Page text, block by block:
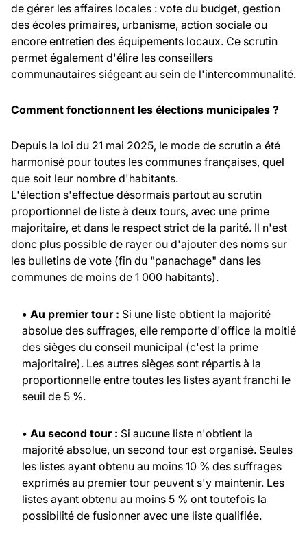
de gérer les affaires locales : vote du budget, gestion
des écoles primaires, urbanisme, action sociale ou
encore entretien des équipements locaux. Ce scrutin
permet également d'élire les conseillers
communautaires siégeant au sein de l'intercommunalité.
Comment fonctionnent les élections municipales ?
Depuis la loi du 21 mai 2025, le mode de scrutin a été
harmonisé pour toutes les communes françaises, quel
que soit leur nombre d'habitants.
L'élection s'effectue désormais partout au scrutin
proportionnel de liste à deux tours, avec une prime
majoritaire, et dans le respect strict de la parité. Il n'est
donc plus possible de rayer ou d'ajouter des noms sur
les bulletins de vote (fin du "panachage" dans les
communes de moins de 1 000 habitants).
• Au premier tour : Si une liste obtient la majorité
absolue des suffrages, elle remporte d'office la moitié
des sièges du conseil municipal (c'est la prime
majoritaire). Les autres sièges sont répartis à la
proportionnelle entre toutes les listes ayant franchi le
seuil de 5 %.
• Au second tour : Si aucune liste n'obtient la
majorité absolue, un second tour est organisé. Seules
les listes ayant obtenu au moins 10 % des suffrages
exprimés au premier tour peuvent s'y maintenir. Les
listes ayant obtenu au moins 5 % ont toutefois la
possibilité de fusionner avec une liste qualifiée.